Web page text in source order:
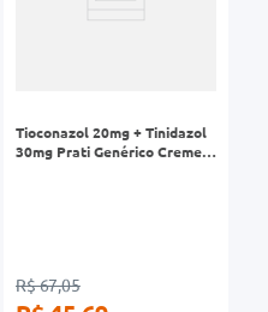
Tioconazol 20mg + Tinidazol
30mg Prati Genérico Creme
R$ 67,05